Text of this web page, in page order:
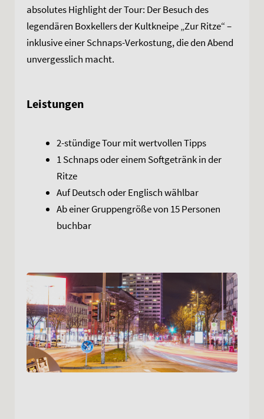
absolutes Highlight der Tour: Der Besuch des
legendären Boxkellers der Kultkneipe „Zur Ritze“ –
inklusive einer Schnaps-Verkostung, die den Abend
unvergesslich macht.
Leistungen
2-stündige Tour mit wertvollen Tipps
1 Schnaps oder einem Softgetränk in der
Ritze
Auf Deutsch oder Englisch wählbar
Ab einer Gruppengröße von 15 Personen
buchbar